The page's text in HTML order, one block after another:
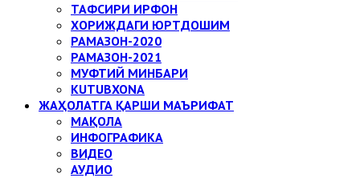
ТАФСИРИ ИРФОН
ХОРИЖДАГИ ЮРТДОШИМ
РАМАЗОН-2020
РАМАЗОН-2021
МУФТИЙ МИНБАРИ
KUTUBXONA
ЖАҲОЛАТГА ҚАРШИ МАЪРИФАТ
МАҚОЛА
ИНФОГРАФИКА
ВИДЕО
АУДИО